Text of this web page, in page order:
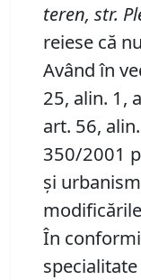
teren, str.
reiese că
Având în
25, alin. 1,
art. 56,
350/2001
şi
În